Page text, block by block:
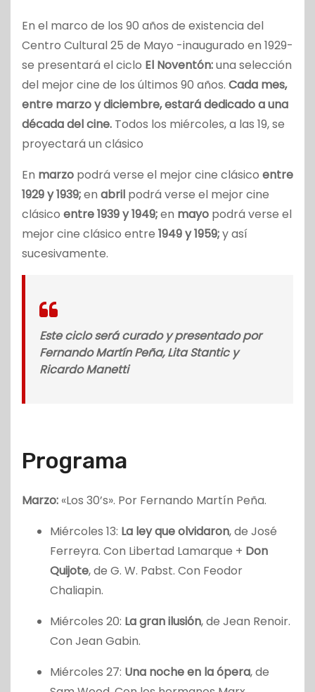
En el marco de los 90 años de existencia del
Centro Cultural 25 de Mayo -inaugurado en 1929-
se presentará el ciclo El Noventón:una selección
del mejor cine de los últimos 90 años. Cada mes,
entre marzo y diciembre, estará dedicado a una
década del cine. Todos los miércoles, a las 19, se
proyectará un clásico
En marzo podrá verse el mejor cine clásico entre
1929 y 1939;en abril podrá verse el mejor cine
clásico entre 1939 y 1949;en mayo podrá verse el
mejor cine clásico entre 1949 y 1959;y así
sucesivamente.
Este ciclo será curado y presentado por
Fernando Martín Peña, Lita Stantic y
Ricardo Manetti
Programa
Marzo: «Los 30’s». Por Fernando Martín Peña.
Miércoles 13: La ley que olvidaron, de José
Ferreyra. Con Libertad Lamarque + Don
Quijote, de G. W. Pabst. Con Feodor
Chaliapin.
Miércoles 20: La gran ilusión, de Jean Renoir.
Con Jean Gabin.
Miércoles 27: Una noche en la ópera, de